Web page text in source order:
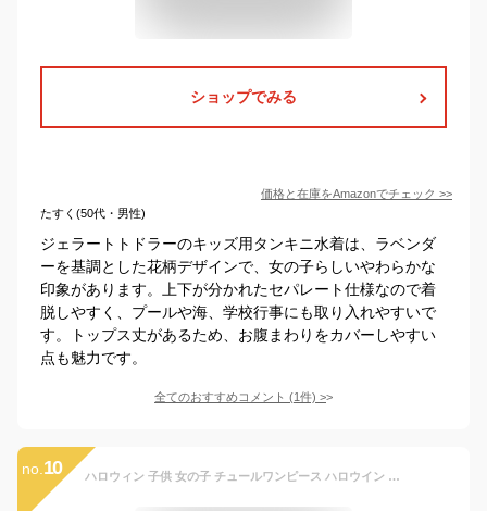
ショップでみる
価格と在庫をAmazonでチェック >>
たすく(50代・男性)
ジェラートトドラーのキッズ用タンキニ水着は、ラベンダ
ーを基調とした花柄デザインで、女の子らしいやわらかな
印象があります。上下が分かれたセパレート仕様なので着
脱しやすく、プールや海、学校行事にも取り入れやすいで
す。トップス丈があるため、お腹まわりをカバーしやすい
点も魅力です。
全てのおすすめコメント (1件) >
no. 10 ハロウィン 子供 女の子 チュールワンピース ハロウイン コスプレ 子供 キッズ チュチュドレス 精霊 プリンセス ワンピース グラデーション 虹色 学園祭 イベント 発表会 髪飾り付 5色 身長70-160